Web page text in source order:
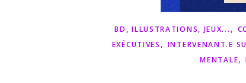
BD, ILLUSTRATIONS, JEUX... ,
EXÉCUTIVES , INTERVENANT.E
MENTALE,